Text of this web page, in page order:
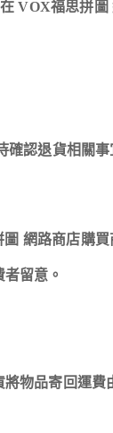
VOX福思拼
確認退貨相關
網路商店購
留意。
物品寄回運費